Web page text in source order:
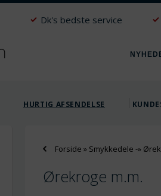
Dk's bedste service
HURTIG AFSENDELSE
Forside » Smykkedele -»
Ørekroge m.m.